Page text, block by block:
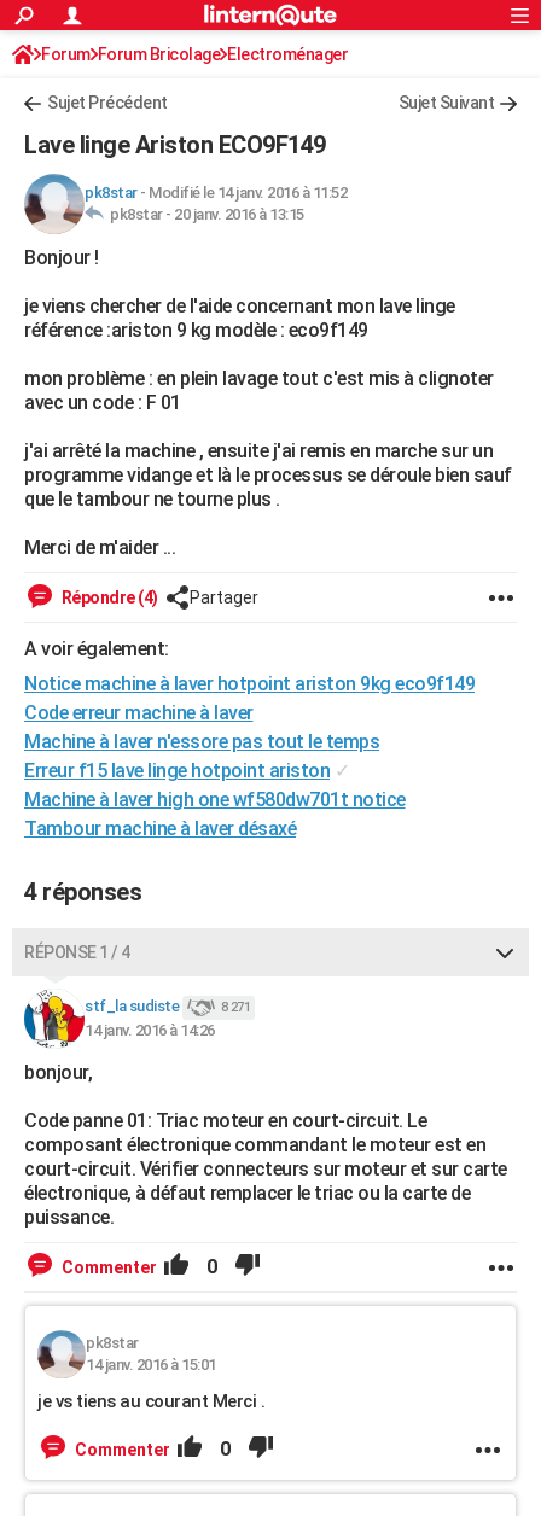
ACTUALITÉS
Politique
Société
Faits Divers
Education
Monde
Villes
+
FINANCE
Retraite
Impôts
Epargne
Immobilier
Risques naturels par ville
Banque
Assurance
Crédit
AUTO
Essais
Réserver un essai
Citadines
Berlines
SUV
Forum auto
+HIGH-TECH
Mobiles
Meilleur smartphone
Internet
Ordinateurs
Jeux vidéo
Guide high-tech
+BRICOLAGE
Aménagement intérieur
Salle de bains
Rangement
WEEK-END
Art de vivre
Bien-être
Loisirs
Mode
Modes de vie
SANTE
Alimentation
Guide de la santé
Maladies
Médicaments
Sommeil
CARTE DE VOEUX
Carte de Noël
Carte Bonne année
Carte Saint-Valentin
Carte Pâques
Carte d'anniversaire
DICTIONNAIRE
Dictionnaire
Biographies
Citations
Expressions
Proverbes
PROGRAMME TV
S'inscrire
Se connecter
Lycées
Collèges
Primaires
Universités
Entreprises
Service militaire
Avis de recherche
FORUM
Bricolage
Lifestyle
Culture
Sport
Auto
Television
Voyage
Cinema
S'inscrire
Connexion
Forum Forum Bricolage Electroménager
Sujet Précédent Sujet Suivant
Lave linge Ariston ECO9F149
pk8star- Modifié le 14 janv. 2016 à 11:52
pk8star - 20 janv. 2016 à 13:15
Bonjour !
je viens chercher de l'aide concernant mon lave linge
référence :ariston 9 kg modèle : eco9f149
mon problème : en plein lavage tout c'est mis à clignoter
avec un code : F 01
j'ai arrêté la machine , ensuite j'ai remis en marche sur un
programme vidange et là le processus se déroule bien sauf
que le tambour ne tourne plus .
Merci de m'aider ...
Répondre (4) Partager
A voir également:
Notice machine à laver hotpoint ariston 9kg eco9f149
Code erreur machine à laver
Machine à laver n'essore pas tout le temps
Erreur f15 lave linge hotpoint ariston ✓
Machine à laver high one wf580dw701t notice
Tambour machine à laver désaxé
4 réponses
RÉPONSE 1 / 4
stf_la sudiste 8 271
14 janv. 2016 à 14:26
bonjour,
Code panne 01: Triac moteur en court-circuit. Le
composant électronique commandant le moteur est en
court-circuit. Vérifier connecteurs sur moteur et sur carte
électronique, à défaut remplacer le triac ou la carte de
puissance.
Commenter 0
pk8star
14 janv. 2016 à 15:01
je vs tiens au courant Merci .
Commenter 0